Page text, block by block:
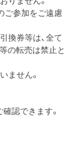
ご参加をご遠慮
換券等は、全て
の転売は禁止と
ません。
認できます。